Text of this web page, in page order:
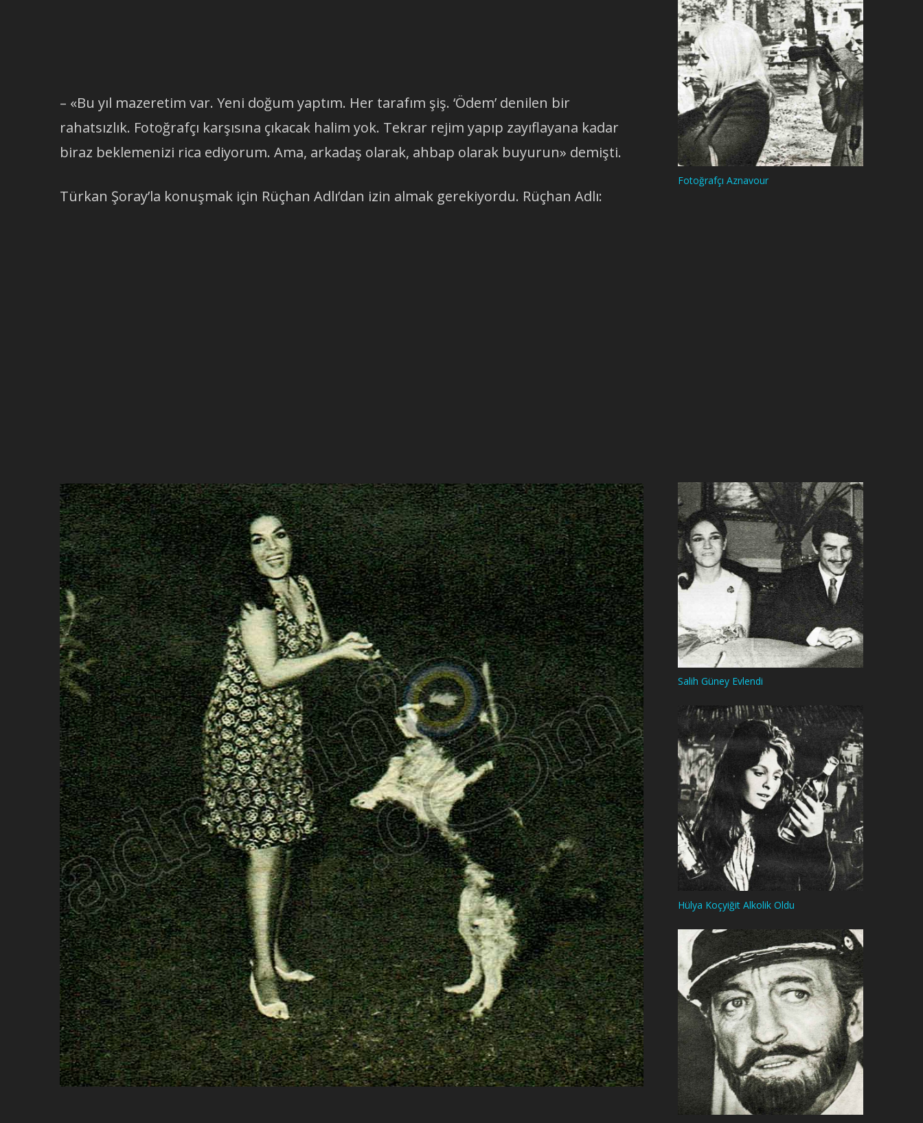
– «Bu yıl mazeretim var. Yeni doğum yaptım. Her tarafım şiş. ‘Ödem’ denilen bir
rahatsızlık. Fotoğrafçı karşısına çıkacak halim yok. Tekrar rejim yapıp zayıflayana kadar
biraz beklemenizi rica ediyorum. Ama, arkadaş olarak, ahbap olarak buyurun» demişti.
Türkan Şoray’la konuşmak için Rüçhan Adlı’dan izin almak gerekiyordu. Rüçhan Adlı:
Fotoğrafçı Aznavour
Salih Güney Evlendi
Hülya Koçyiğit Alkolik Oldu